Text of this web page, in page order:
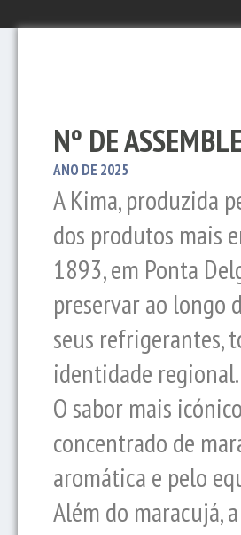
Nº DE
ANO DE 2025
A Kima, produzida
dos produtos mais
1893, em Ponta
preservar ao longo
seus refrigerantes,
identidade regional.
O sabor mais
concentrado de
aromática e pelo
Além do maracujá,